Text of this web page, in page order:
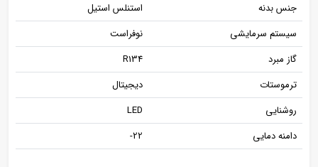
جنس بدنه
استنلس استیل
سیستم سرمایشی
نوفراست
گاز مبرد
R134
ترموستات
دیجیتال
روشنایی
LED
دامنه دمایی
22-